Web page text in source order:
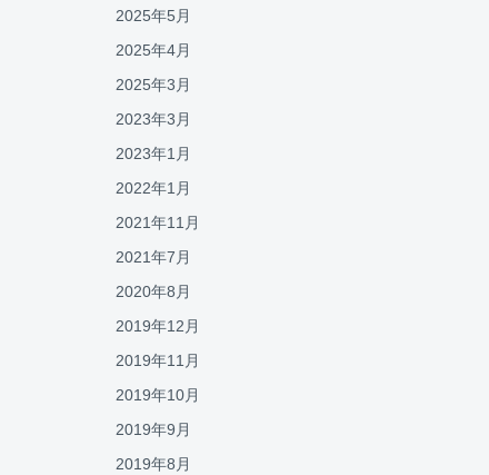
2025年5月
2025年4月
2025年3月
2023年3月
2023年1月
2022年1月
2021年11月
2021年7月
2020年8月
2019年12月
2019年11月
2019年10月
2019年9月
2019年8月